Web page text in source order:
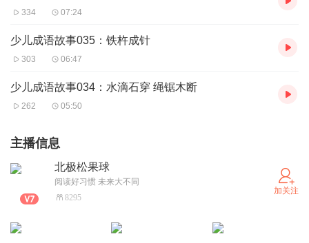
334 07:24
少儿成语故事035：铁杵成针
303 06:47
少儿成语故事034：水滴石穿 绳锯木断
262 05:50
主播信息
北极松果球
阅读好习惯 未来大不同
8295
加关注